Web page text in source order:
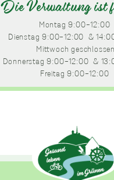
Die Verwaltung ist
Montag 9:00-12:00
Dienstag 9:00-12:00 &
Mittwoch geschlossen
Donnerstag 9:00-12:00 &
Freitag 9:00-12:00